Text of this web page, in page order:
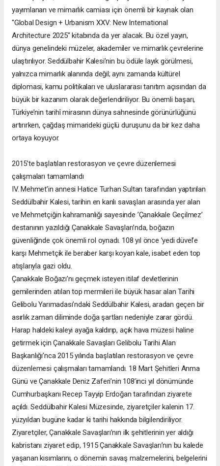
yayımlanan ve mimarlık camiası için önemli bir kaynak olan
"Global Design + Urbanism XXV: New International
Architecture 2025" kitabında da yer alacak. Bu özel yayın,
dünya genelindeki müzeler, akademiler ve mimarlık çevrelerine
ulaştırılıyor. Seddülbahir Kalesi’nin bu ödüle layık görülmesi,
yalnızca mimarlık alanında değil; aynı zamanda kültürel
diplomasi, kamu politikaları ve uluslararası tanıtım açısından da
büyük bir kazanım olarak değerlendiriliyor. Bu önemli başarı,
Türkiye’nin tarihî mirasının dünya sahnesinde görünürlüğünü
artırırken, çağdaş mimarideki güçlü duruşunu da bir kez daha
ortaya koyuyor.
2015’te başlatılan restorasyon ve çevre düzenlemesi
çalışmaları tamamlandı
IV. Mehmet’in annesi Hatice Turhan Sultan tarafından yaptırılan
Seddülbahir Kalesi, tarihin en kanlı savaşları arasında yer alan
ve Mehmetçiğin kahramanlığı sayesinde ’Çanakkale Geçilmez’
destanının yazıldığı Çanakkale Savaşları’nda, boğazın
güvenliğinde çok önemli rol oynadı. 108 yıl önce ’yedi düvel’e
karşı Mehmetçik ile beraber karşı koyan kale, isabet eden top
atışlarıyla gazi oldu.
Çanakkale Boğazı’nı geçmek isteyen itilaf devletlerinin
gemilerinden atılan top mermileri ile büyük hasar alan Tarihi
Gelibolu Yarımadası’ndaki Seddülbahir Kalesi, aradan geçen bir
asırlık zaman diliminde doğa şartları nedeniyle zarar gördü.
Harap haldeki kaleyi ayağa kaldırıp, açık hava müzesi haline
getirmek için Çanakkale Savaşları Gelibolu Tarihi Alan
Başkanlığı’nca 2015 yılında başlatılan restorasyon ve çevre
düzenlemesi çalışmaları tamamlandı. 18 Mart Şehitleri Anma
Günü ve Çanakkale Deniz Zaferi’nin 108’inci yıl dönümünde
Cumhurbaşkanı Recep Tayyip Erdoğan tarafından ziyarete
açıldı. Seddülbahir Kalesi Müzesinde, ziyaretçiler kalenin 17.
yüzyıldan bugüne kadar ki tarihi hakkında bilgilendiriliyor.
Ziyaretçiler, Çanakkale Savaşları’nın ilk şehitlerinin yer aldığı
kabristanı ziyaret edip, 1915 Çanakkale Savaşları’nın bu kalede
yaşanan kısımlarını, o dönemin savaş malzemelerini, belgelerini